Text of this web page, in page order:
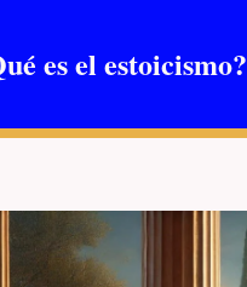
es el estoicismo?